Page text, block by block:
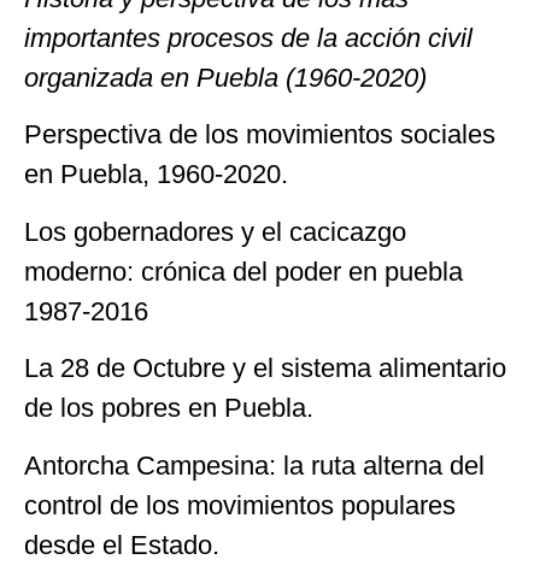
importantes procesos de la acción civil
organizada en Puebla (1960-2020)
Perspectiva de los movimientos sociales
en Puebla, 1960-2020.
Los gobernadores y el cacicazgo
moderno: crónica del poder en puebla
1987-2016
La 28 de Octubre y el sistema alimentario
de los pobres en Puebla.
Antorcha Campesina: la ruta alterna del
control de los movimientos populares
desde el Estado.